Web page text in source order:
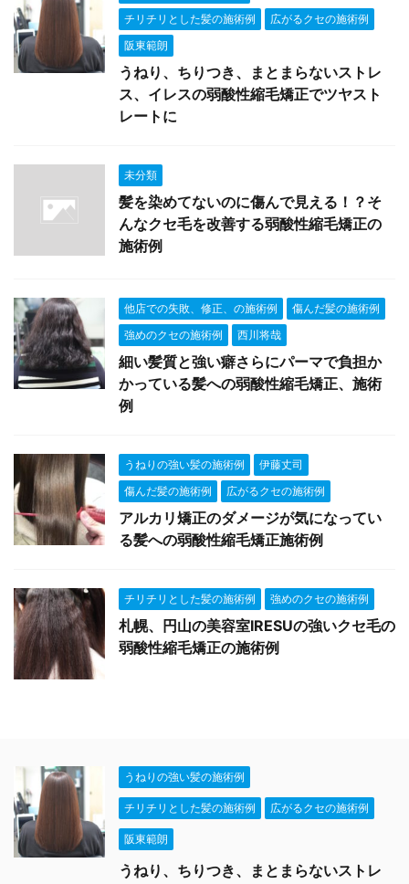
チリチリとした髪の施術例
広がるクセの施術例
阪東範朗
うねり、ちりつき、まとまらないストレ
ス、イレスの弱酸性縮毛矯正でツヤスト
レートに
未分類
髪を染めてないのに傷んで見える！？そ
んなクセ毛を改善する弱酸性縮毛矯正の
施術例
他店での失敗、修正、の施術例
傷んだ髪の施術例
強めのクセの施術例
西川将哉
細い髪質と強い癖さらにパーマで負担か
かっている髪への弱酸性縮毛矯正、施術
例
うねりの強い髪の施術例
伊藤丈司
傷んだ髪の施術例
広がるクセの施術例
アルカリ矯正のダメージが気になってい
る髪への弱酸性縮毛矯正施術例
チリチリとした髪の施術例 強めのクセの施術例
札幌、円山の美容室IRESUの強いクセ毛の
弱酸性縮毛矯正の施術例
うねりの強い髪の施術例
チリチリとした髪の施術例 広がるクセの施術例
阪東範朗
うねり、ちりつき、まとまらないストレ